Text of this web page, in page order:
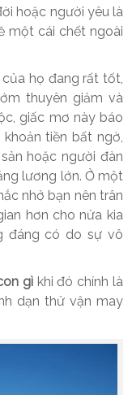
hoặc người yêu là
một cái chết ngoài
họ đang rất tốt,
thuyên giảm và
giấc mơ này báo
tiền bất ngờ,
hoặc người đàn
lương lớn. Ở một
nhở bạn nên trân
hơn cho nửa kia
đáng có do sự vô
gìkhi đó chính là
dạn thử vận may